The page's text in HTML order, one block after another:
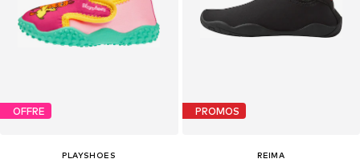
OFFRE
PLAYSHOES
PROMOS
REIMA